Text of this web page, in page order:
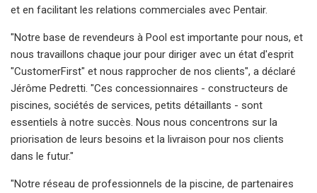
et en facilitant les relations commerciales avec Pentair.
"Notre base de revendeurs à Pool est importante pour nous, et
nous travaillons chaque jour pour diriger avec un état d'esprit
"CustomerFirst" et nous rapprocher de nos clients", a déclaré
Jérôme Pedretti. "Ces concessionnaires - constructeurs de
piscines, sociétés de services, petits détaillants - sont
essentiels à notre succès. Nous nous concentrons sur la
priorisation de leurs besoins et la livraison pour nos clients
dans le futur."
"Notre réseau de professionnels de la piscine, de partenaires